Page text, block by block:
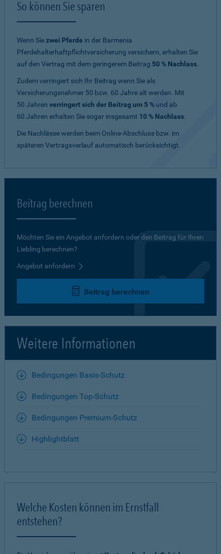
So können Sie sparen
Wenn Siezwei Pferde in der Barmenia
Pferdehalterhaftpflichtversicherung versichern, erhalten Sie
auf den Vertrag mit dem geringerem Beitrag 50 % Nachlass.
Zudem verringert sich Ihr Beitrag wenn Sie als
Versicherungsnehmer 50 bzw. 60 Jahre alt werden. Mit
50 Jahren verringert sich der Beitrag um 5 % und ab
60 Jahren erhalten Sie sogar insgesamt 10 % Nachlass.
Die Nachlässe werden beim Online-Abschluss bzw. im
späteren Vertragsverlauf automatisch berücksichtigt.
Beitrag berechnen
Möchten Sie ein Angebot anfordern oder den Beitrag für Ihren
Liebling berechnen?
Angebot anfordern
Beitrag berechnen
Weitere Informationen
Bedingungen Basis-Schutz
Bedingungen Top-Schutz
Bedingungen Premium-Schutz
Highlightblatt
Welche Kosten können im Ernstfall
entstehen?